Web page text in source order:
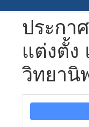
ประกา
แต่งตั้ง
วิทยานิ